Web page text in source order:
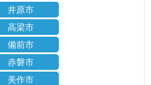
井原市
高梁市
備前市
赤磐市
美作市